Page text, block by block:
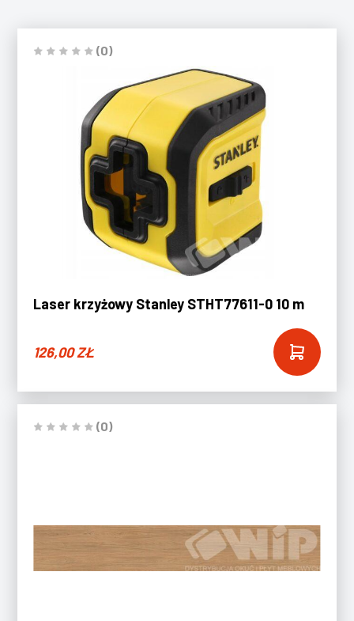
(0)
Laser krzyżowy Stanley STHT77611-0 10 m
126,00ZŁ
(0)